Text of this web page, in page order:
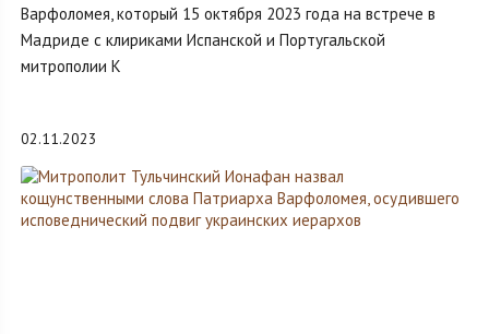
Варфоломея, который 15 октября 2023 года на встрече в
Мадриде с клириками Испанской и Португальской
митрополии К
02.11.2023